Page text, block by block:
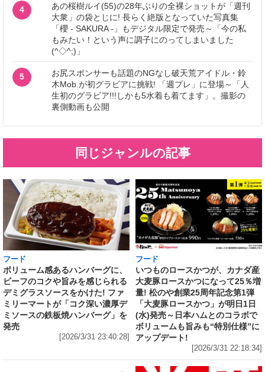
4
あの桜樹ルイ(55)の28年ぶりの全裸ショットが「週刊
大衆」の袋とじに! 長らく絶版となっていた写真集
「櫻 - SAKURA -」もデジタル限定で発売～「今の私
もみたい！という声に調子にのってしまいました
(^◇^;)」
5
お尻スポンサーも話題のNGなし破天荒アイドル・鈴
木Mob.が初グラビアに挑戦! 「週プレ」に登場～「人
生初のグラビア!!!しかも5水着も着てます」。撮影の
裏側動画も公開
同じジャンルの記事
フード
ボリューム感あるハンバーグに、
ビーフのコクや旨みを感じられる
デミグラスソースをかけた! ファ
ミリーマートが「コク深い濃厚デ
ミソースの鉄板焼ハンバーグ」を
発売
[2026/3/31 23:40:28]
フード
いつものロースかつが、カナダ産
大麦豚ロースかつになって25％増
量! 松のや創業25周年記念第1弾
「大麦豚ロースかつ」が明日1日
(水)発売～日本ハムとのコラボで
ボリュームも旨みも“特別仕様”に
アップデート!
[2026/3/31 22:18:34]